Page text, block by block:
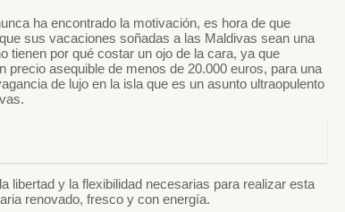
ha encontrado la motivación, es hora de que
sus vacaciones soñadas a las Maldivas sean una
tienen por qué costar un ojo de la cara, ya que
asequible de menos de 20.000 euros, para una
de lujo en la isla que es un asunto ultraopulento
libertad y la flexibilidad necesarias para realizar esta
renovado, fresco y con energía.